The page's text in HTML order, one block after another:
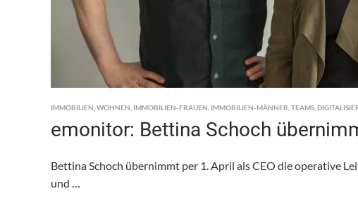
IMMOBILIEN WOHNEN IMMOBILIEN-FRAUEN IMMOBILIEN-MÄNNER TEAMS
emonitor: Bettina Schoch
Bettina Schoch übernimmt per 1. April als CEO die operative
und …